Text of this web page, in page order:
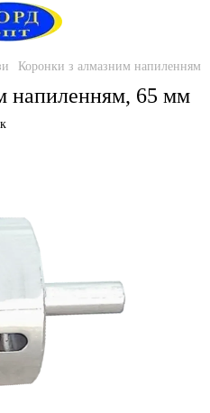
Коронки з алмазним напиленням
напиленням, 65 мм